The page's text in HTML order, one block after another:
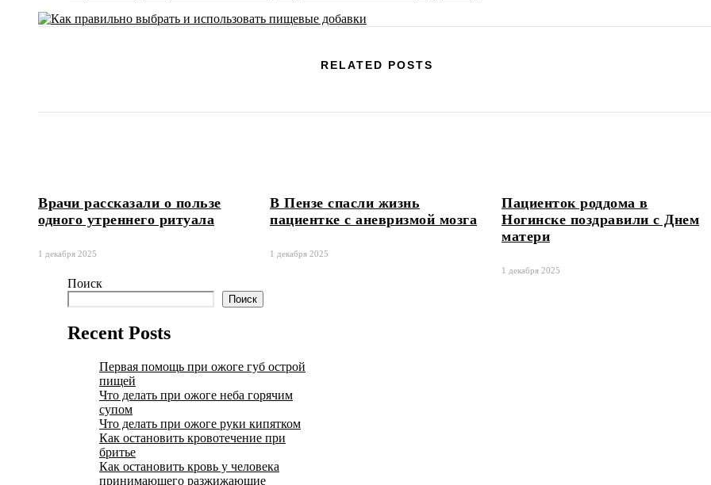
RELATED POSTS
Врачи рассказали о пользе
одного утреннего ритуала
1 декабря 2025
В Пензе спасли жизнь
пациентке с аневризмой мозга
1 декабря 2025
Пациенток роддома в
Ногинске поздравили с Днем
матери
1 декабря 2025
Поиск
Поиск
Recent Posts
Первая помощь при ожоге губ острой
пищей
Что делать при ожоге неба горячим
супом
Что делать при ожоге руки кипятком
Как остановить кровотечение при
бритье
Как остановить кровь у человека
принимающего разжижающие